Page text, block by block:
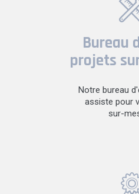
Bureau
projets
Notre bureau
assiste pour
sur-